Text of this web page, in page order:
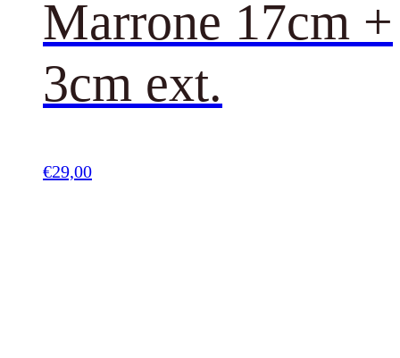
Marrone 17cm +
3cm ext.
€29,00